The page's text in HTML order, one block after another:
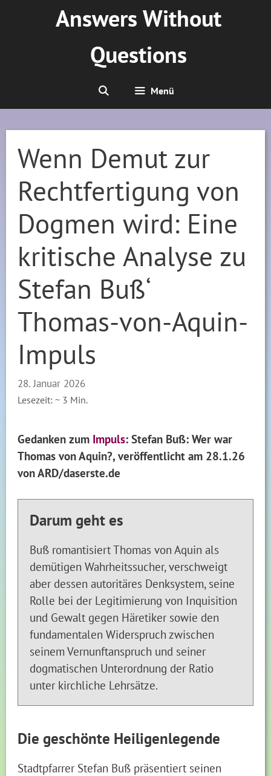
Answers Without
Questions
Menü
Wenn Demut zur
Rechtfertigung von
Dogmen wird: Eine
kritische Analyse zu
Stefan Buß‘
Thomas-von-Aquin-
Impuls
28. Januar 2026
Lesezeit: ~ 3 Min.
Gedanken zum Impuls: Stefan Buß: Wer war
Thomas von Aquin?, veröffentlicht am 28.1.26
von ARD/daserste.de
Darum geht es
Buß romantisiert Thomas von Aquin als
demütigen Wahrheitssucher, verschweigt
aber dessen autoritäres Denksystem, seine
Rolle bei der Legitimierung von Inquisition
und Gewalt gegen Häretiker sowie den
fundamentalen Widerspruch zwischen
seinem Vernunftanspruch und seiner
dogmatischen Unterordnung der Ratio
unter kirchliche Lehrsätze.
Die geschönte Heiligenlegende
Stadtpfarrer Stefan Buß präsentiert seinen